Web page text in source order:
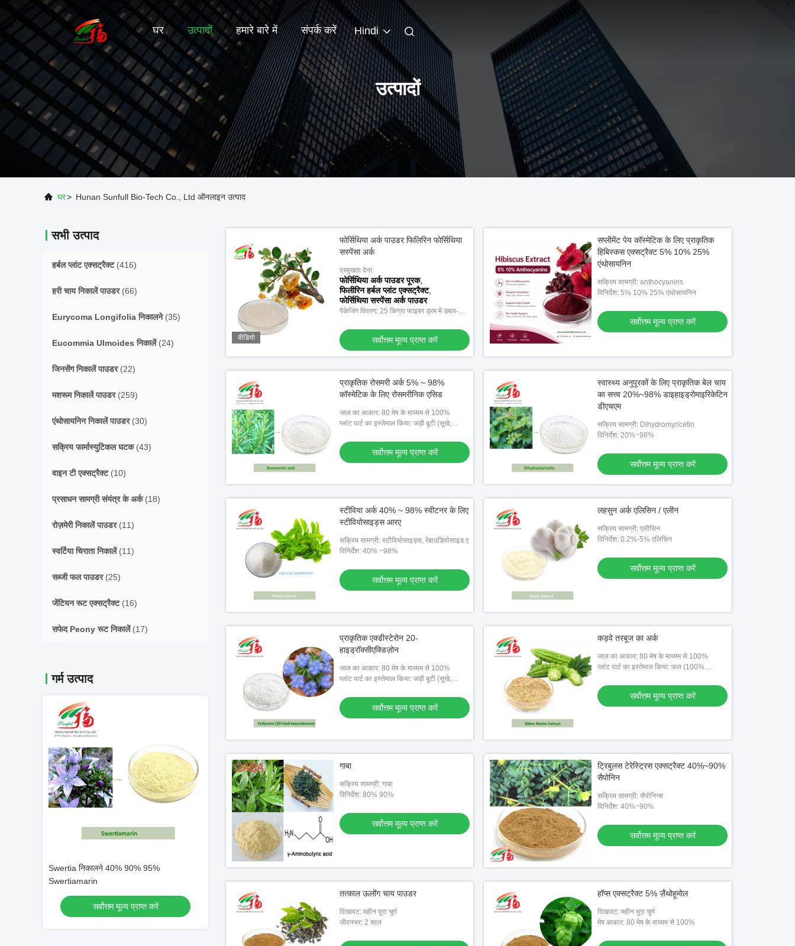
घर उत्पादों हमारे बारे में संपर्क करें Hindi
उत्पादों
घर> Hunan Sunfull Bio-Tech Co., Ltd ऑनलाइन उत्पाद
सभी उत्पाद
हर्बल प्लांट एक्सट्रैक्ट(416)
हरी चाय निकालें पाउडर(66)
Eurycoma Longifolia निकालने(35)
Eucommia Ulmoides निकालें(24)
जिनसेंग निकालें पाउडर(22)
मशरूम निकालें पाउडर(259)
एंथोसायनिन निकालें पाउडर(30)
सक्रिय फार्मास्युटिकल घटक(43)
वाइन टी एक्सट्रैक्ट(10)
प्रसाधन सामग्री संयंत्र के अर्क(18)
रोज़मेरी निकालें पाउडर(11)
स्वर्टिया चिराता निकालें(11)
सब्जी फल पाउडर(25)
जेंटियन रूट एक्सट्रैक्ट(16)
सफेद Peony रूट निकालें(17)
गर्म उत्पाद
Swertia निकालने 40% 90% 95%
Swertiamarin
सर्वोत्तम मूल्य प्राप्त करें
सेलेरी एक्सट्रैक्ट प्रीमियम एपिजेनिन 50% 98%
निर्माता आपूर्ति एपिजेनिन पाउडर
सर्वोत्तम मूल्य प्राप्त करें
ग्रीन टी एक्सट्रैक्ट 40%~98% पॉलीफेनोल/
कैटेचिन/ईजीसीजी/एपिकैटेचिन
मिल्क थीस्ल एक्सट्रैक्ट सिलीमारिन
सर्वोत्तम मूल्य प्राप्त करें
जैतून के पत्ते का अर्क 40% 80% ओलेरोपिन
वीडियो
फोर्सिथिया अर्क पाउडर फिलिरिन फोर्सिथिया
सस्पेंसा अर्क
प्रमुखता देना:
फोर्सिथिया अर्क पाउडर पूरक,
फिलीरिन हर्बल प्लांट एक्सट्रैक्ट,
फोर्सिथिया सस्पेंसा अर्क पाउडर
पैकेजिंग विवरण: 25 किग्रा फाइबर ड्रम में डबल-
सर्वोत्तम मूल्य प्राप्त करें
सप्लीमेंट पेय कॉस्मेटिक के लिए प्राकृतिक
हिबिस्कस एक्सट्रैक्ट 5% 10% 25%
एंथोसायनिन
सक्रिय सामग्री: anthocyanins
विनिर्देश: 5% 10% 25% एंथोसायनिन
सर्वोत्तम मूल्य प्राप्त करें
प्राकृतिक रोसमरी अर्क 5% ~ 98%
कॉस्मेटिक के लिए रोसमरीनिक एसिड
जाल का आकार: 80 मेष के माध्यम से 100%
प्लांट पार्ट का इस्तेमाल किया: जड़ी बूटी (सूखे,
सर्वोत्तम मूल्य प्राप्त करें
स्वास्थ्य अनुपूरकों के लिए प्राकृतिक बेल चाय
का सत्त्व 20%~98% डाइहाइड्रोमाइरिकेटिन
डीएचएम
सक्रिय सामग्री: Dihydromyricetin
विनिर्देश: 20%~98%
सर्वोत्तम मूल्य प्राप्त करें
स्टीविया अर्क 40% ~ 98% स्वीटनर के लिए
स्टीवियोसाइड्स आरए
सक्रिय सामग्री: स्टीवियोसाइड्स, रेबाउडियोसाइड ए
विनिर्देश: 40% ~98%
सर्वोत्तम मूल्य प्राप्त करें
लहसुन अर्क एलिसिन / एलीन
सक्रिय सामग्री: एलीसिन
विनिर्देश: 0.2%-5% एलिसिन
सर्वोत्तम मूल्य प्राप्त करें
प्राकृतिक एक्डीस्टेरोन 20-
हाइड्रॉक्सीएक्डिज़ोन
जाल का आकार: 80 मेष के माध्यम से 100%
प्लांट पार्ट का इस्तेमाल किया: जड़ी बूटी (सूखे,
सर्वोत्तम मूल्य प्राप्त करें
कड़वे तरबूज का अर्क
जाल का आकार: 80 मेष के माध्यम से 100%
प्लांट पार्ट का इस्तेमाल किया: फल (100%
सर्वोत्तम मूल्य प्राप्त करें
गाबा
सक्रिय सामग्री: गाबा
विनिर्देश: 80% 90%
सर्वोत्तम मूल्य प्राप्त करें
ट्रिबुलस टेरेस्ट्रिस एक्सट्रैक्ट 40%~90%
सैपोनिन
सक्रिय सामग्री: सैपोनिन्स
विनिर्देश: 40%~90%
सर्वोत्तम मूल्य प्राप्त करें
तत्काल ऊलोंग चाय पाउडर
दिखावट: महीन भूरा चूर्ण
जीवनभर: 2 साल
हॉप्स एक्सट्रैक्ट 5% ज़ैंथोहूमोल
दिखावट: महीन भूरा चूर्ण
मेष आकार: 80 मेष के माध्यम से 100%